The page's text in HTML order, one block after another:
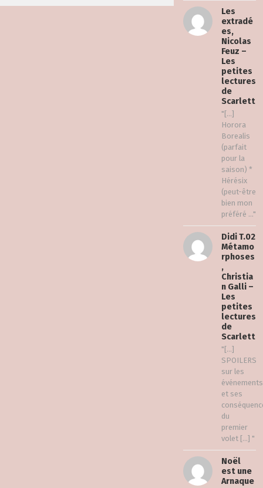
Les
extradé
es,
Nicolas
Feuz –
Les
petites
lectures
de
Scarlett
"[…]
Horora
Borealis
(parfait
pour la
saison) *
Hérésix
(peut-être
bien mon
préféré ..."
Didi T.02
Métamo
rphoses
,
Christia
n Galli –
Les
petites
lectures
de
Scarlett
"[…]
SPOILERS
sur les
événements
et ses
du
premier
volet […] "
Noël
est une
Arnaque